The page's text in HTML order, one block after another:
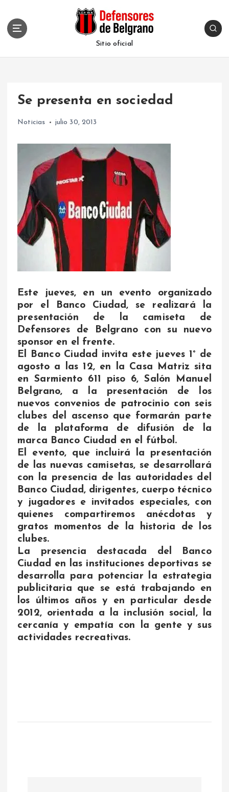
Sitio oficial
Se presenta en sociedad
Noticias julio 30, 2013
Este jueves, en un evento organizado
por el Banco Ciudad, se realizará la
presentación de la camiseta de
Defensores de Belgrano con su nuevo
sponsor en el frente.
El Banco Ciudad invita este jueves 1° de
agosto a las 12, en la Casa Matriz sita
en Sarmiento 611 piso 6, Salón Manuel
Belgrano, a la presentación de los
nuevos convenios de patrocinio con seis
clubes del ascenso que formarán parte
de la plataforma de difusión de la
marca Banco Ciudad en el fútbol.
El evento, que incluirá la presentación
de las nuevas camisetas, se desarrollará
con la presencia de las autoridades del
Banco Ciudad, dirigentes, cuerpo técnico
y jugadores e invitados especiales, con
quienes compartiremos anécdotas y
gratos momentos de la historia de los
clubes.
La presencia destacada del Banco
Ciudad en las instituciones deportivas se
desarrolla para potenciar la estrategia
publicitaria que se está trabajando en
los últimos años y en particular desde
2012, orientada a la inclusión social, la
cercanía y empatía con la gente y sus
actividades recreativas.